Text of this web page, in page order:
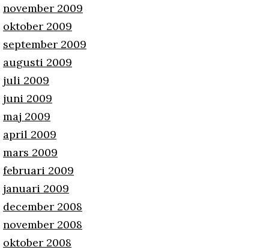
november 2009
oktober 2009
september 2009
augusti 2009
juli 2009
juni 2009
maj 2009
april 2009
mars 2009
februari 2009
januari 2009
december 2008
november 2008
oktober 2008